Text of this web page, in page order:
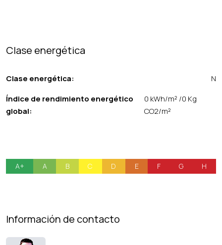
Clase energética
Clase energética:
N
Índice de rendimiento energético
global:
0 kWh/m² /0 Kg
CO2/m²
A+ A B C D E F G H
Información de contacto